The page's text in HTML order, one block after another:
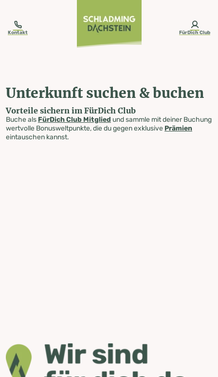
Kontakt FürDich Club
Unterkunft suchen & buchen
Vorteile sichern im FürDich Club
Buche als FürDich Club Mitglied und sammle mit deiner Buchung
wertvolle Bonusweltpunkte, die du gegen exklusive Prämien
eintauschen kannst.